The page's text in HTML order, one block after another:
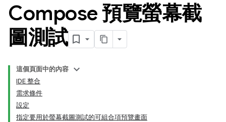
Compose 預覽螢幕截
圖測試
這個頁面中的內容
IDE 整合
需求條件
設定
指定要用於螢幕截圖測試的可組合項預覽畫面